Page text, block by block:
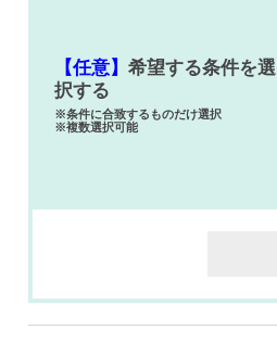
【任意】希望する条件を選
択する
※条件に合致するものだけ選択
※複数選択可能